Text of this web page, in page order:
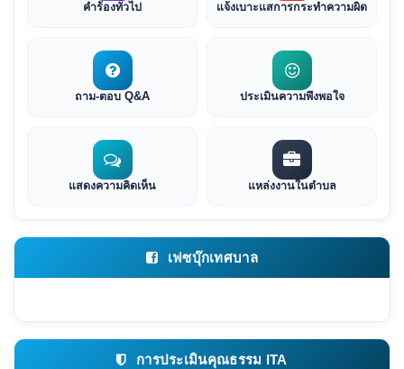
คำร้องทั่วไป แจ้งเบาะแสการกระทำความผิด
ถาม-ตอบ Q&A ประเมินความพึงพอใจ
แสดงความคิดเห็น แหล่งงานในตำบล
เฟซบุ๊กเทศบาล
การประเมินคุณธรรม ITA